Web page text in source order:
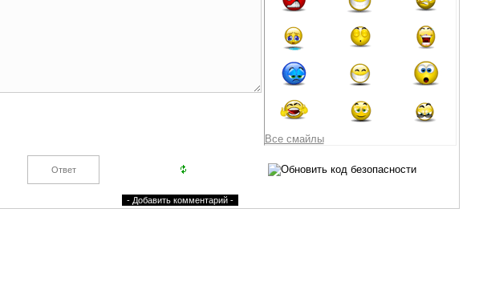
Все смайлы